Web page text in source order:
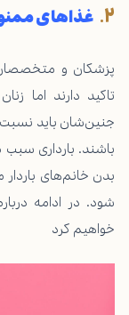
غذاهای
پزشکان و
تاکید دارند اما
جنین‌شان باید
باشند. بارداری
بدن خانم‌های
شود. در ادامه
خواهیم کرد